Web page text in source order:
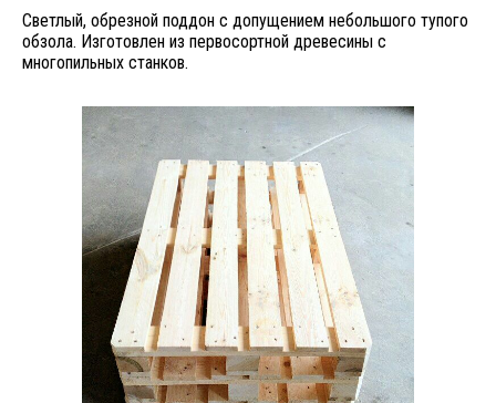
Светлый, обрезной поддон с допущением небольшого тупого
обзола. Изготовлен из первосортной древесины с
многопильных станков.